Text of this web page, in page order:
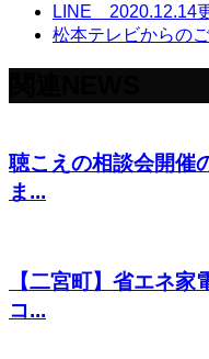
LINE 2020.12.14
松本テレビからの
聴こえの相談会開催
ま...
【二宮町】省エネ
コ...